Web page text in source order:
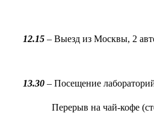
12.15 – Выезд из Москвы, 2
13.30 – Посещение
Перерыв на чай-кофе